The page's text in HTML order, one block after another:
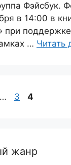
Фэйсбук.
в 14:00 в
при
… Читать
… Страница
3 Страница
4
жанр